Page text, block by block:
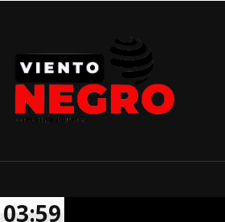
03:59